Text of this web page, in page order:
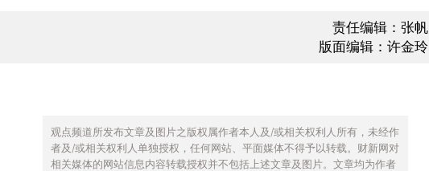
责任编辑：张帆
版面编辑：许金玲
观点频道所发布文章及图片之版权属作者本人及/或相关权利人所有，未经作
者及/或相关权利人单独授权，任何网站、平面媒体不得予以转载。财新网对
相关媒体的网站信息内容转载授权并不包括上述文章及图片。文章均为作者